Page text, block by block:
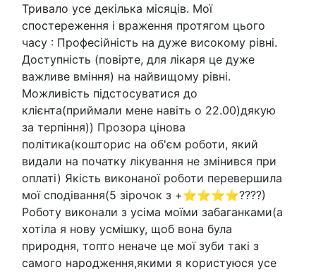
Тривало усе декілька місяців. Мої
спостереження і враження протягом цього
часу : Професійність на дуже високому рівні.
Доступність (повірте, для лікаря це дуже
важливе вміння) на найвищому рівні.
Можливість підстосуватися до
клієнта(приймали мене навіть о 22.00)дякую
за терпіння)) Прозора цінова
політика(кошторис на об'єм роботи, який
видали на початку лікування не змінився при
оплаті) Якість виконаної роботи перевершила
мої сподівання(5 зірочок з +⭐⭐⭐⭐????)
Роботу виконали з усіма моїми забаганками(а
хотіла я нову усмішку, щоб вона була
природня, топто неначе це мої зуби такі з
самого народження,якими я користуюся усе